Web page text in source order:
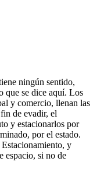
ningún sentido,
que se dice aquí. Los
y comercio, llenan las
de evadir, el
y estacionarlos por
por el estado.
y
espacio, si no de